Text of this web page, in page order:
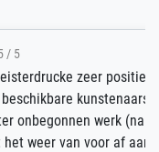
positief.
werk (na
af aan).